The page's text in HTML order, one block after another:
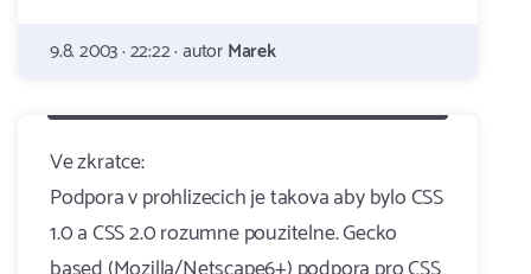
9.8. 2003 · 22:22 · autorMarek
Ve zkratce:
Podpora v prohlizecich je takova aby bylo CSS
1.0 a CSS 2.0 rozumne pouzitelne. Gecko